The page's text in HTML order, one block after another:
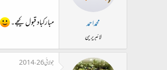
محمداحمد
لائبریرین
مبارکباد قبول کیجے۔
جولائی 26، 2014